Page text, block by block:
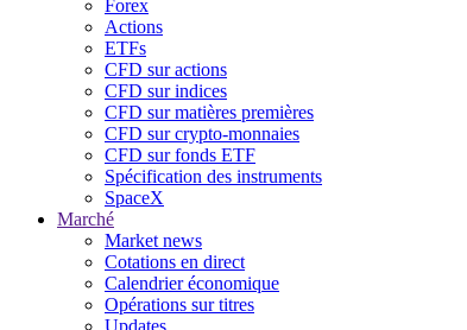
Forex
Actions
ETFs
CFD sur actions
CFD sur indices
CFD sur matières premières
CFD sur crypto-monnaies
CFD sur fonds ETF
Spécification des instruments
SpaceX
Marché
Market news
Cotations en direct
Calendrier économique
Opérations sur titres
Updates